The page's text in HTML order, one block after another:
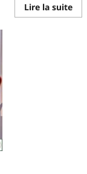
Lire la suiteEn